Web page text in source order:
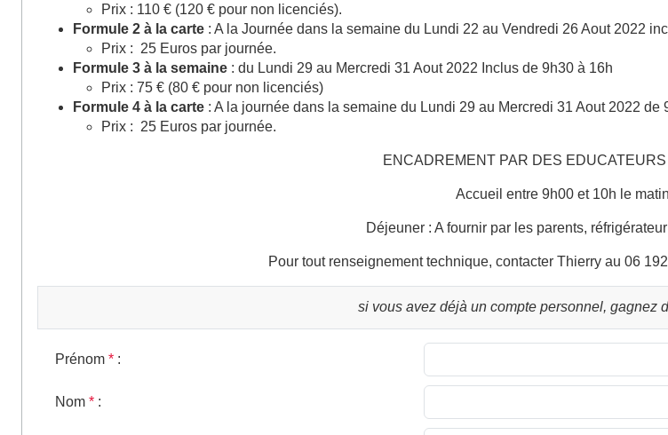
Prix : 110 € (120 € pour non licenciés).
Formule 2 à la carte : A la Journée dans la semaine du Lundi 22 au Vendredi 26 Aout 2022
Prix : 25 Euros par journée.
Formule 3 à la semaine : du Lundi 29 au Mercredi 31 Aout 2022 Inclus de 9h30 à 16h
Prix : 75 € (80 € pour non licenciés)
Formule 4 à la carte : A la journée dans la semaine du Lundi 29 au Mercredi 31 Aout 2022
Prix : 25 Euros par journée.
ENCADREMENT PAR DES
Accueil entre 9h00 et 10h le
Déjeuner : A fournir par les parents,
Pour tout renseignement technique, contacter Thierry au 06
si vous avez déjà un compte personnel, gagnez
Prénom * :
Nom * :